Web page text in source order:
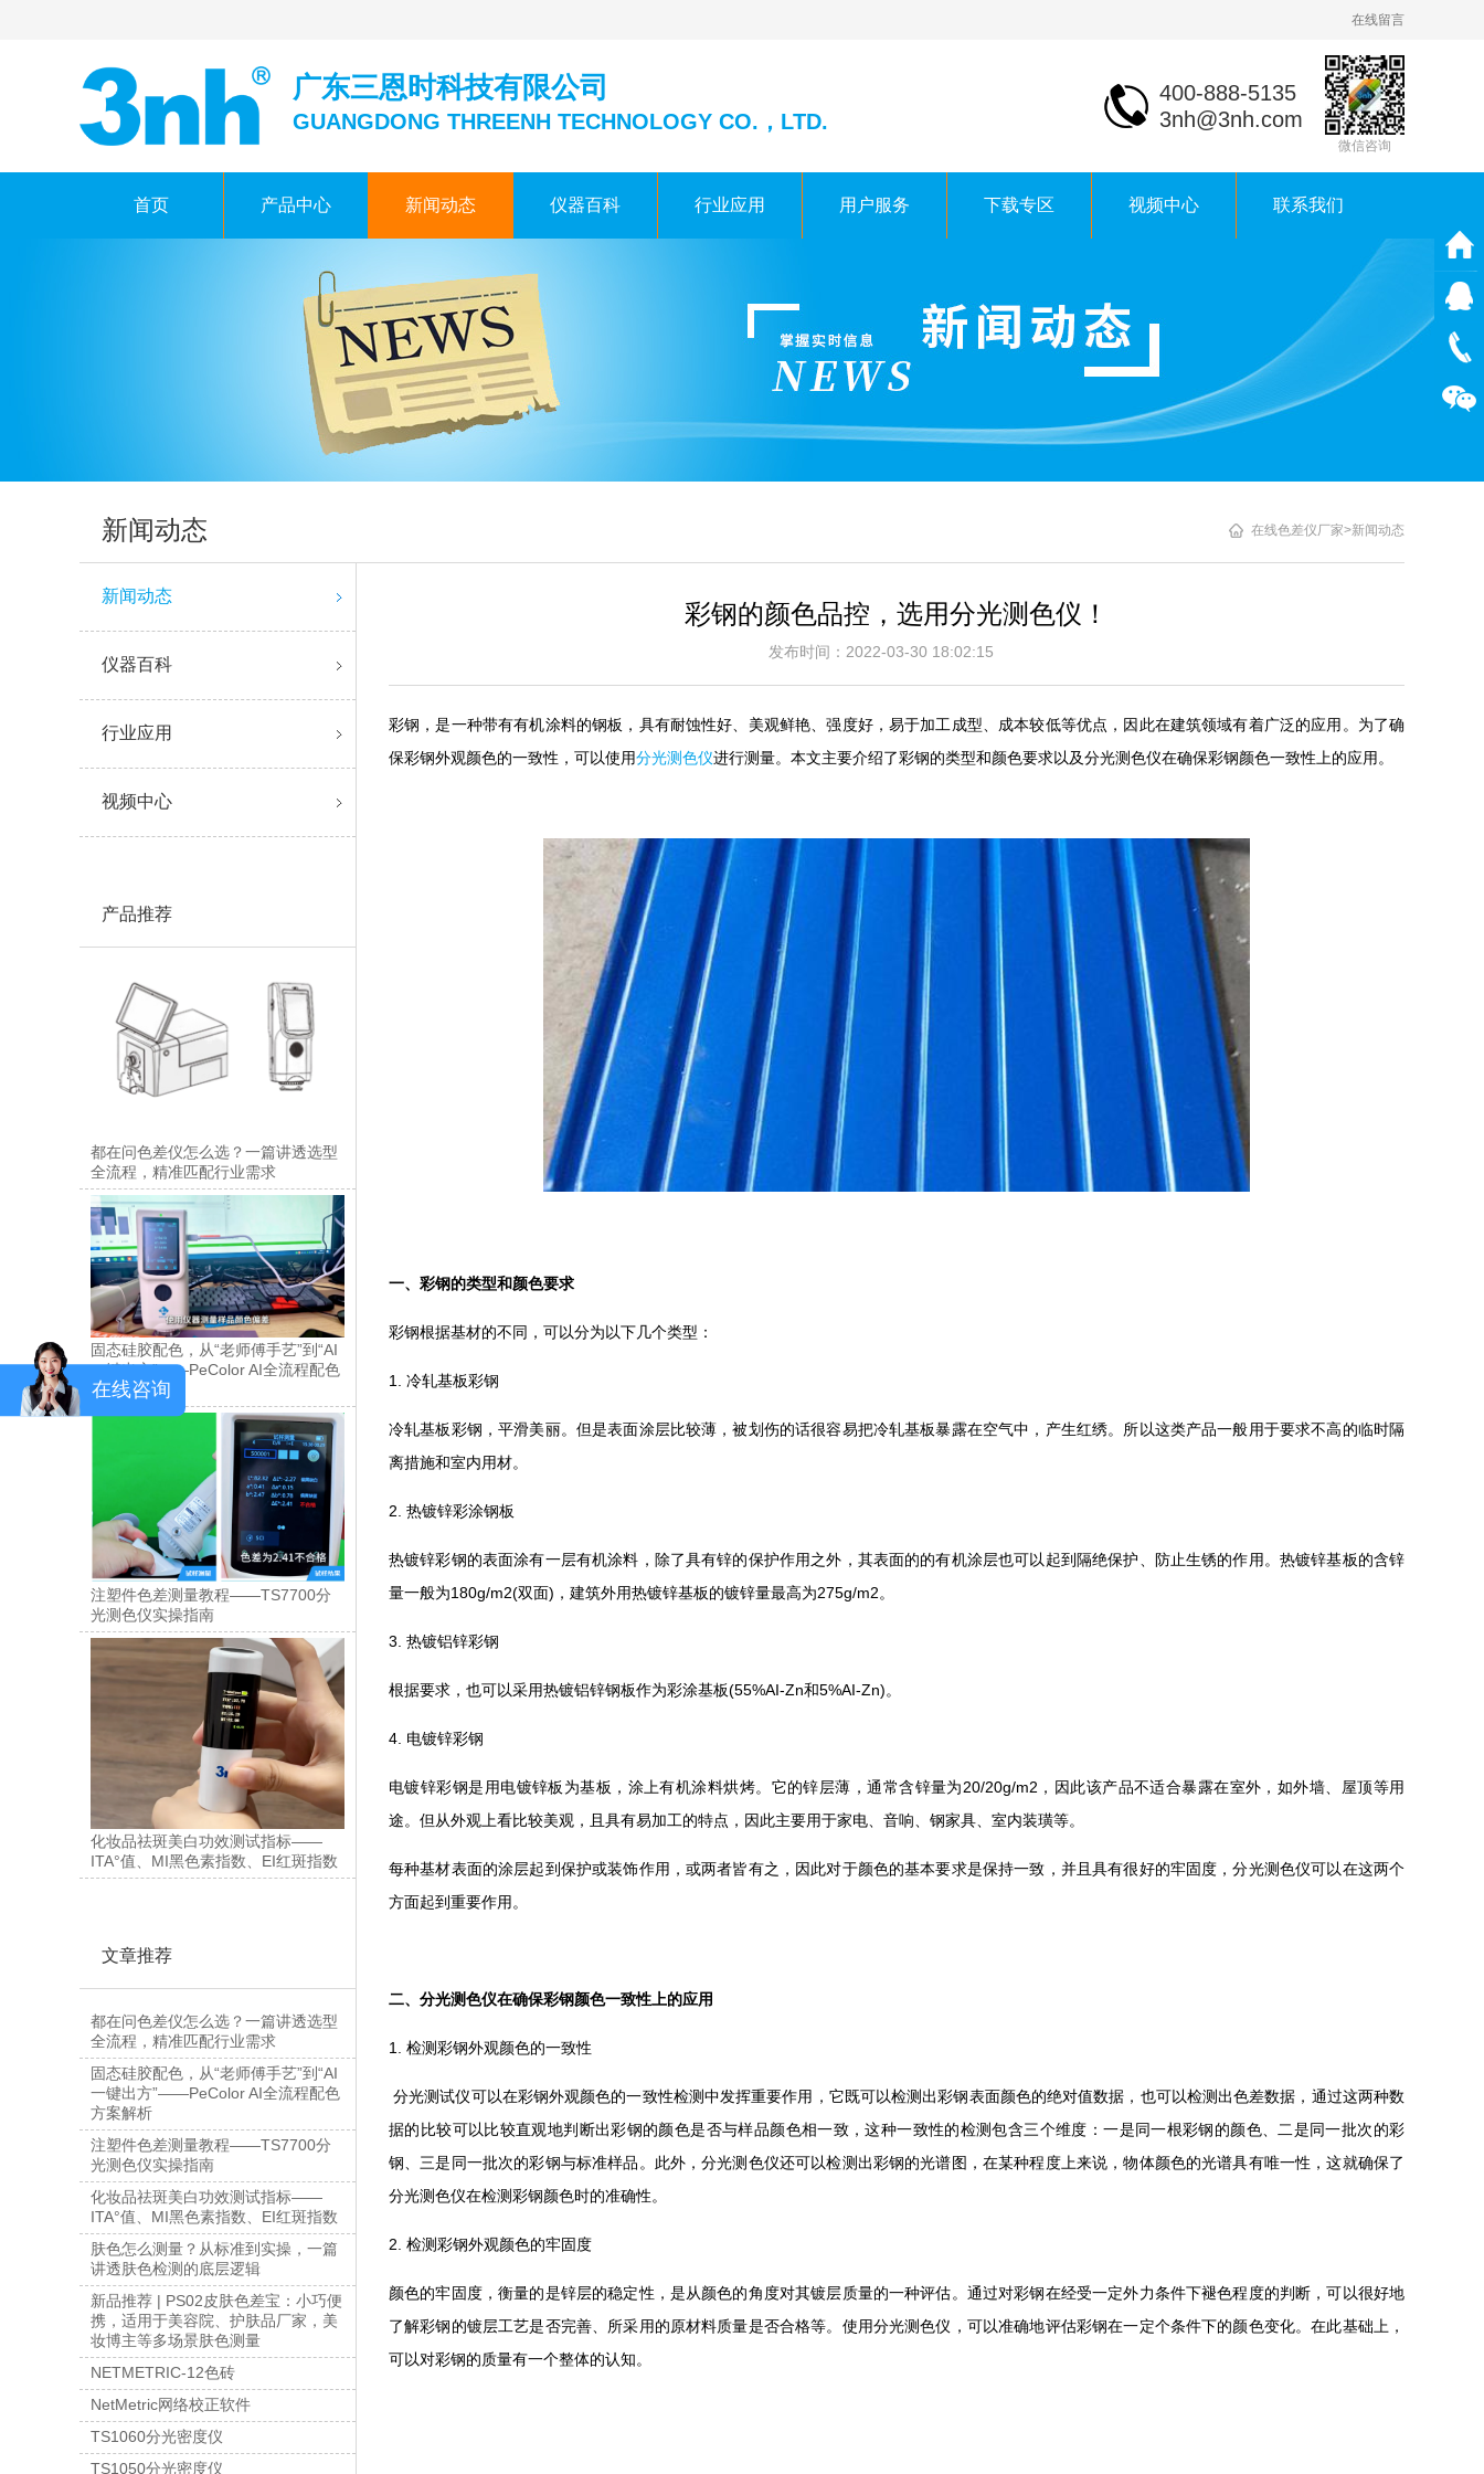
在线留言
广东三恩时科技有限公司
GUANGDONG THREENH TECHNOLOGY CO.，LTD.
微信咨询
400-888-5135
3nh@3nh.com
首页 产品中心 新闻动态 仪器百科 行业应用 用户服务 下载专区 视频中心 联系我们
新闻动态
新闻动态
仪器百科
行业应用
视频中心
产品推荐
都在问色差仪怎么选？一篇讲透选型
全流程，精准匹配行业需求
固态硅胶配色，从“老师傅手艺”到“AI
一键出方”——PeColor AI全流程配色
方案解析
注塑件色差测量教程——TS7700分
光测色仪实操指南
化妆品祛斑美白功效测试指标——
ITA°值、MI黑色素指数、EI红斑指数
文章推荐
都在问色差仪怎么选？一篇讲透选型
全流程，精准匹配行业需求
固态硅胶配色，从“老师傅手艺”到“AI
一键出方”——PeColor AI全流程配色
方案解析
注塑件色差测量教程——TS7700分
光测色仪实操指南
化妆品祛斑美白功效测试指标——
ITA°值、MI黑色素指数、EI红斑指数
肤色怎么测量？从标准到实操，一篇
讲透肤色检测的底层逻辑
新品推荐 | PS02皮肤色差宝：小巧便
携，适用于美容院、护肤品厂家，美
妆博主等多场景肤色测量
NETMETRIC-12色砖
NetMetric网络校正软件
TS1060分光密度仪
TS1050分光密度仪
在线色差仪厂家>新闻动态
彩钢的颜色品控，选用分光测色仪！
发布时间：2022-03-30 18:02:15
彩钢，是一种带有有机涂料的钢板，具有耐蚀性好、美观鲜艳、强度好，易于加工成型、成本较低等优点，因此在建筑领域有着广泛的应用。为了确
保彩钢外观颜色的一致性，可以使用分光测色仪进行测量。本文主要介绍了彩钢的类型和颜色要求以及分光测色仪在确保彩钢颜色一致性上的应用。
一、彩钢的类型和颜色要求
彩钢根据基材的不同，可以分为以下几个类型：
1. 冷轧基板彩钢
冷轧基板彩钢，平滑美丽。但是表面涂层比较薄，被划伤的话很容易把冷轧基板暴露在空气中，产生红绣。所以这类产品一般用于要求不高的临时隔
离措施和室内用材。
2. 热镀锌彩涂钢板
热镀锌彩钢的表面涂有一层有机涂料，除了具有锌的保护作用之外，其表面的的有机涂层也可以起到隔绝保护、防止生锈的作用。热镀锌基板的含锌
量一般为180g/m2(双面)，建筑外用热镀锌基板的镀锌量最高为275g/m2。
3. 热镀铝锌彩钢
根据要求，也可以采用热镀铝锌钢板作为彩涂基板(55%AI-Zn和5%AI-Zn)。
4. 电镀锌彩钢
电镀锌彩钢是用电镀锌板为基板，涂上有机涂料烘烤。它的锌层薄，通常含锌量为20/20g/m2，因此该产品不适合暴露在室外，如外墙、屋顶等用
途。但从外观上看比较美观，且具有易加工的特点，因此主要用于家电、音响、钢家具、室内装璜等。
每种基材表面的涂层起到保护或装饰作用，或两者皆有之，因此对于颜色的基本要求是保持一致，并且具有很好的牢固度，分光测色仪可以在这两个
方面起到重要作用。
二、分光测色仪在确保彩钢颜色一致性上的应用
1. 检测彩钢外观颜色的一致性
分光测试仪可以在彩钢外观颜色的一致性检测中发挥重要作用，它既可以检测出彩钢表面颜色的绝对值数据，也可以检测出色差数据，通过这两种数
据的比较可以比较直观地判断出彩钢的颜色是否与样品颜色相一致，这种一致性的检测包含三个维度：一是同一根彩钢的颜色、二是同一批次的彩
钢、三是同一批次的彩钢与标准样品。此外，分光测色仪还可以检测出彩钢的光谱图，在某种程度上来说，物体颜色的光谱具有唯一性，这就确保了
分光测色仪在检测彩钢颜色时的准确性。
2. 检测彩钢外观颜色的牢固度
颜色的牢固度，衡量的是锌层的稳定性，是从颜色的角度对其镀层质量的一种评估。通过对彩钢在经受一定外力条件下褪色程度的判断，可以很好地
了解彩钢的镀层工艺是否完善、所采用的原材料质量是否合格等。使用分光测色仪，可以准确地评估彩钢在一定个条件下的颜色变化。在此基础上，
可以对彩钢的质量有一个整体的认知。
在线咨询